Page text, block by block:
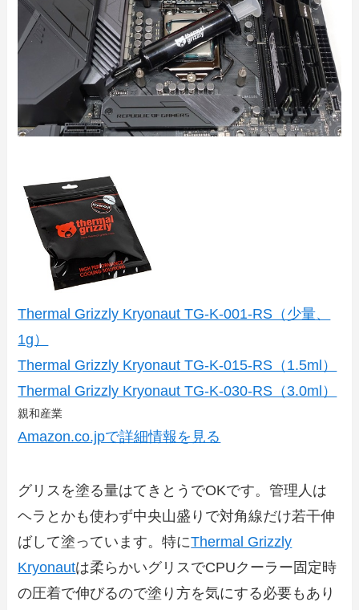
Thermal Grizzly Kryonaut TG-K-001-RS（少量、
1g）
Thermal Grizzly Kryonaut TG-K-015-RS（1.5ml）
Thermal Grizzly Kryonaut TG-K-030-RS（3.0ml）
親和産業
Amazon.co.jpで詳細情報を見る
グリスを塗る量はてきとうでOKです。管理人は
ヘラとかも使わず中央山盛りで対角線だけ若干伸
ばして塗っています。特にThermal Grizzly
Kryonautは柔らかいグリスでCPUクーラー固定時
の圧着で伸びるので塗り方を気にする必要もあり